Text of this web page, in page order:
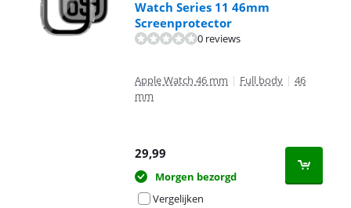
Watch Series 11 46mm
Screenprotector
0 reviews
Apple Watch 46 mm | Full body | 46
mm
29,99
Morgen bezorgd
Vergelijken